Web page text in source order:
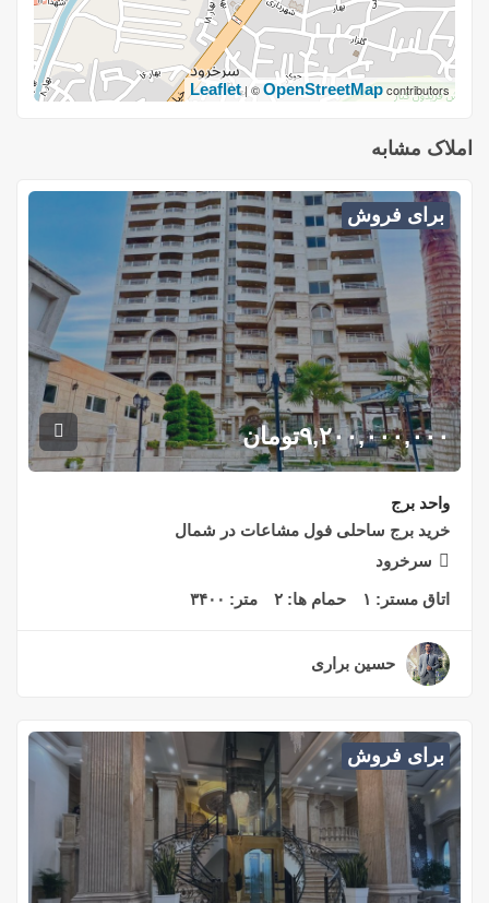
Leaflet| ©OpenStreetMapcontributors
املاک مشابه
برای فروش
۹,۲۰۰,۰۰۰,۰۰۰تومان
واحد برج
خرید برج ساحلی فول مشاعات در شمال
سرخرود
اتاق مستر: ۱ حمام ها: ۲ متر: ۳۴۰۰
حسین براری
برای فروش